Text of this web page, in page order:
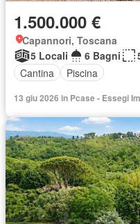
1.500.000 €
Capannori, Toscana
5 Locali
6 Bagni
Cantina
Piscina
13 giu 2026 in Pcase - Essegi